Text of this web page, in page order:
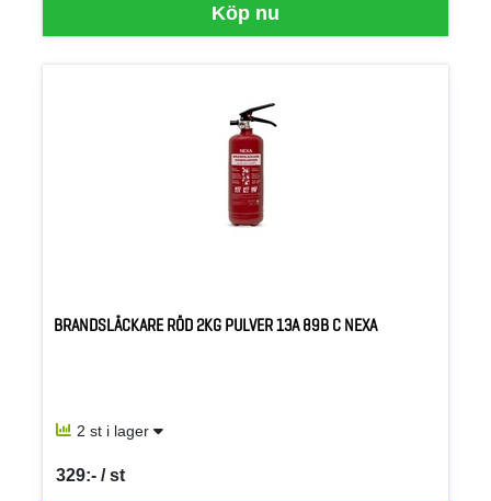
Köp nu
BRANDSLÄCKARE RÖD 2KG PULVER 13A 89B C NEXA
2 st i lager
329:- / st
SEK per ST